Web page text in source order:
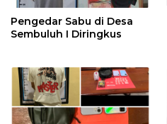
Pengedar Sabu di Desa
Sembuluh I Diringkus